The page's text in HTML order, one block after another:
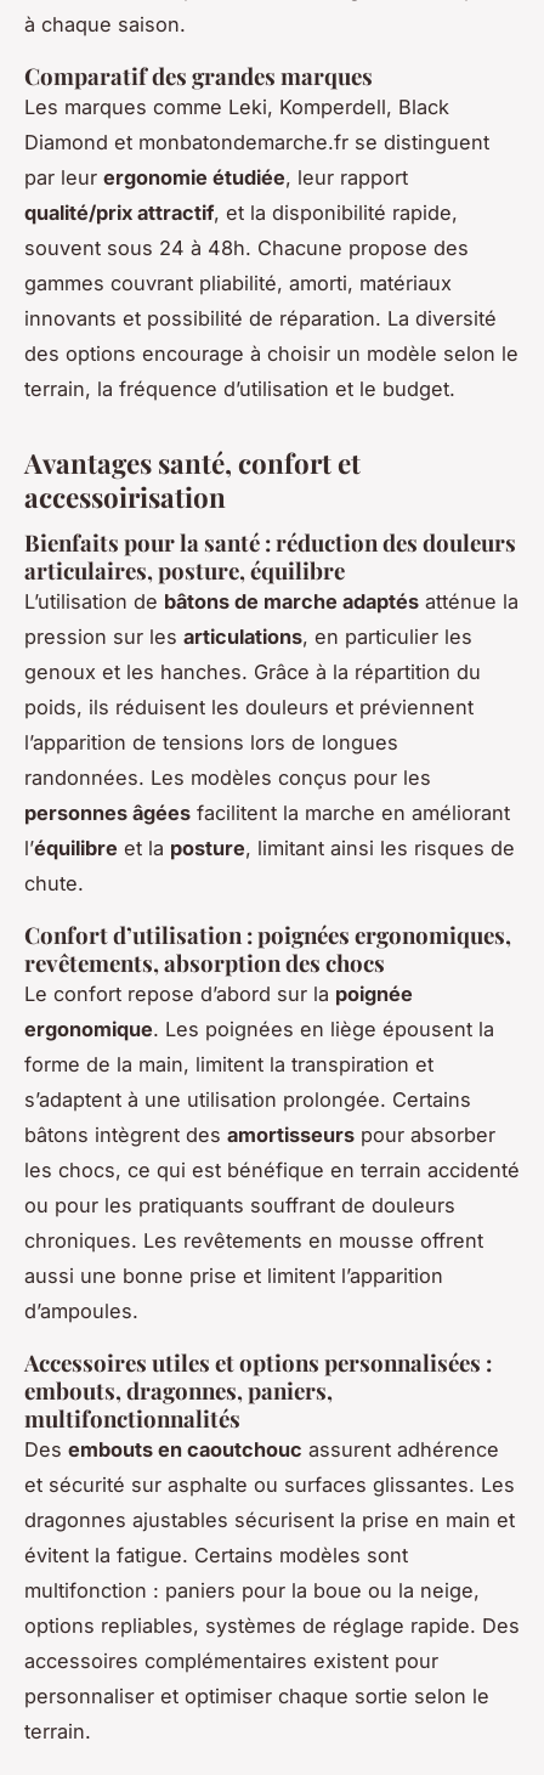
à chaque saison.
Comparatif des grandes marques
Les marques comme Leki, Komperdell, Black
Diamond et monbatondemarche.fr se distinguent
par leur ergonomie étudiée, leur rapport
qualité/prix attractif, et la disponibilité rapide,
souvent sous 24 à 48h. Chacune propose des
gammes couvrant pliabilité, amorti, matériaux
innovants et possibilité de réparation. La diversité
des options encourage à choisir un modèle selon le
terrain, la fréquence d’utilisation et le budget.
Avantages santé, confort et
accessoirisation
Bienfaits pour la santé : réduction des douleurs
articulaires, posture, équilibre
L’utilisation de bâtons de marche adaptés atténue la
pression sur les articulations, en particulier les
genoux et les hanches. Grâce à la répartition du
poids, ils réduisent les douleurs et préviennent
l’apparition de tensions lors de longues
randonnées. Les modèles conçus pour les
personnes âgées facilitent la marche en améliorant
l’équilibre et la posture, limitant ainsi les risques de
chute.
Confort d’utilisation : poignées ergonomiques,
revêtements, absorption des chocs
Le confort repose d’abord sur la poignée
ergonomique. Les poignées en liège épousent la
forme de la main, limitent la transpiration et
s’adaptent à une utilisation prolongée. Certains
bâtons intègrent des amortisseurs pour absorber
les chocs, ce qui est bénéfique en terrain accidenté
ou pour les pratiquants souffrant de douleurs
chroniques. Les revêtements en mousse offrent
aussi une bonne prise et limitent l’apparition
d’ampoules.
Accessoires utiles et options personnalisées :
embouts, dragonnes, paniers,
multifonctionnalités
Des embouts en caoutchouc assurent adhérence
et sécurité sur asphalte ou surfaces glissantes. Les
dragonnes ajustables sécurisent la prise en main et
évitent la fatigue. Certains modèles sont
multifonction : paniers pour la boue ou la neige,
options repliables, systèmes de réglage rapide. Des
accessoires complémentaires existent pour
personnaliser et optimiser chaque sortie selon le
terrain.